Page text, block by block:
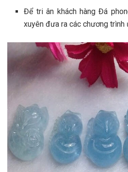
Để tri ân khách hàng Đá
xuyên đưa ra các chương trình